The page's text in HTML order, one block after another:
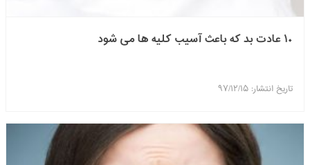
۱۰ عادت بد که باعث آسیب کلیه ها می شود
تاریخ انتشار: ۹۷/۱۲/۱۵